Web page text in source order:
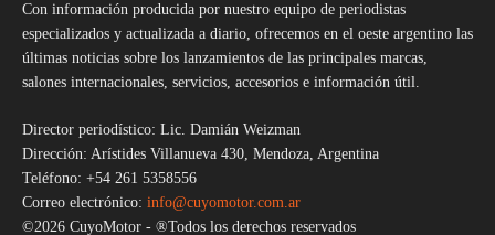
Con información producida por nuestro equipo de periodistas
especializados y actualizada a diario, ofrecemos en el oeste argentino las
últimas noticias sobre los lanzamientos de las principales marcas,
salones internacionales, servicios, accesorios e información útil.
Director periodístico: Lic. Damián Weizman
Dirección: Arístides Villanueva 430, Mendoza, Argentina
Teléfono: +54 261 5358556
Correo electrónico: info@cuyomotor.com.ar
©2026 CuyoMotor - ®Todos los derechos reservados